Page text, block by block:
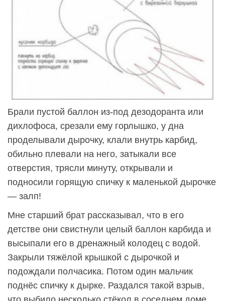
Брали пустой баллон из-под дезодоранта или
дихлофоса, срезали ему горлышко, у дна
проделывали дырочку, клали внутрь карбид,
обильно плевали на него, затыкали все
отверстия, трясли минуту, открывали и
подносили горящую спичку к маленькой дырочке
— залп!
Мне старший брат рассказывал, что в его
детстве они свистнули целый баллон карбида и
высыпали его в дренажный колодец с водой.
Закрыли тяжёлой крышкой с дырочкой и
подождали полчасика. Потом один мальчик
поднёс спичку к дырке. Раздался такой взрыв,